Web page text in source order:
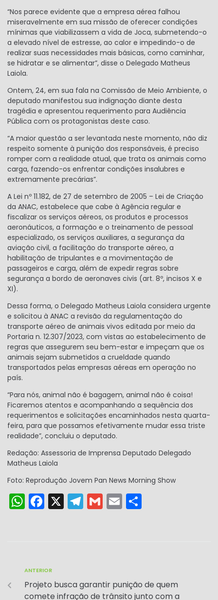
“Nos parece evidente que a empresa aérea falhou
miseravelmente em sua missão de oferecer condições
mínimas que viabilizassem a vida de Joca, submetendo-o
a elevado nível de estresse, ao calor e impedindo-o de
realizar suas necessidades mais básicas, como caminhar,
se hidratar e se alimentar”, disse o Delegado Matheus
Laiola.
Ontem, 24, em sua fala na Comissão de Meio Ambiente, o
deputado manifestou sua indignação diante desta
tragédia e apresentou requerimento para Audiência
Pública com os protagonistas deste caso.
“A maior questão a ser levantada neste momento, não diz
respeito somente à punição dos responsáveis, é preciso
romper com a realidade atual, que trata os animais como
carga, fazendo-os enfrentar condições insalubres e
extremamente precárias”.
A Lei nº 11.182, de 27 de setembro de 2005 – Lei de Criação
da ANAC, estabelece que cabe à Agência regular e
fiscalizar os serviços aéreos, os produtos e processos
aeronáuticos, a formação e o treinamento de pessoal
especializado, os serviços auxiliares, a segurança da
aviação civil, a facilitação do transporte aéreo, a
habilitação de tripulantes e a movimentação de
passageiros e carga, além de expedir regras sobre
segurança a bordo de aeronaves civis (art. 8º, incisos X e
XI).
Dessa forma, o Delegado Matheus Laiola considera urgente
e solicitou à ANAC a revisão da regulamentação do
transporte aéreo de animais vivos editada por meio da
Portaria n. 12.307/2023, com vistas ao estabelecimento de
regras que assegurem seu bem-estar e impeçam que os
animais sejam submetidos a crueldade quando
transportados pelas empresas aéreas em operação no
país.
“Para nós, animal não é bagagem, animal não é coisa!
Ficaremos atentos e acompanhando a sequência dos
requerimentos e solicitações encaminhados nesta quarta-
feira, para que possamos efetivamente mudar essa triste
realidade”, concluiu o deputado.
Redação: Assessoria de Imprensa Deputado Delegado
Matheus Laiola
Foto: Reprodução Jovem Pan News Morning Show
W
h
A
p
p
F
a
b
o
o
X T
el
m
G
m
E
m
ANTERIOR
Projeto busca garantir punição de quem
comete infração de trânsito junto com a